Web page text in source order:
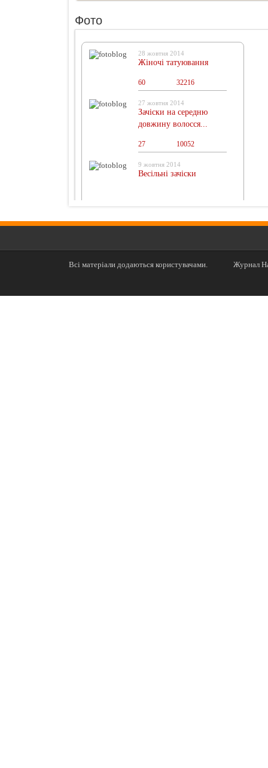
Фото
28 жовтня 2014
Жіночі татуювання
60 32216
27 жовтня 2014
Зачіски на середню
довжину волосся...
27 10052
9 жовтня 2014
Весільні зачіски
Всі матеріали додаються користувачами. Журнал